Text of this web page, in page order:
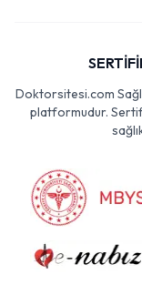
Doktorsitesi.com
platformudur.